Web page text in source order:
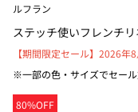
ルフラン
ステッチ使いフレンチ
80%OFF
【期間限定セール】2026年
※一部の色・サイズでセー